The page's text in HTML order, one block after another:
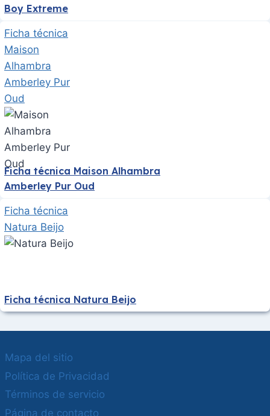
Boy Extreme
Ficha técnica
Maison
Alhambra
Amberley Pur
Oud
Ficha técnica Maison Alhambra
Amberley Pur Oud
Ficha técnica
Natura Beijo
Ficha técnica Natura Beijo
Mapa del sitio
Política de Privacidad
Términos de servicio
Página de contacto